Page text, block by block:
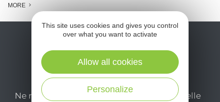
MORE
Ne manquez pas notre newsletter mensuelle
This site uses cookies and gives you control
over what you want to activate
Personalize
Allow all cookies